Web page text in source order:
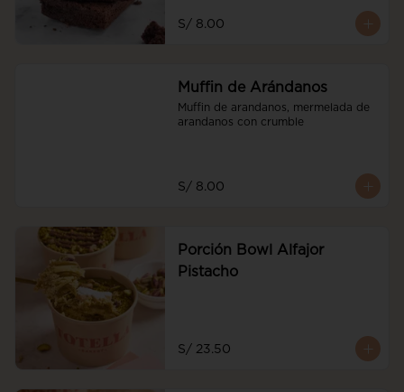
S/ 8.00
Muffin de Arándanos
Muffin de arandanos, mermelada de
arandanos con crumble
S/ 8.00
Porción Bowl Alfajor
Pistacho
S/ 23.50